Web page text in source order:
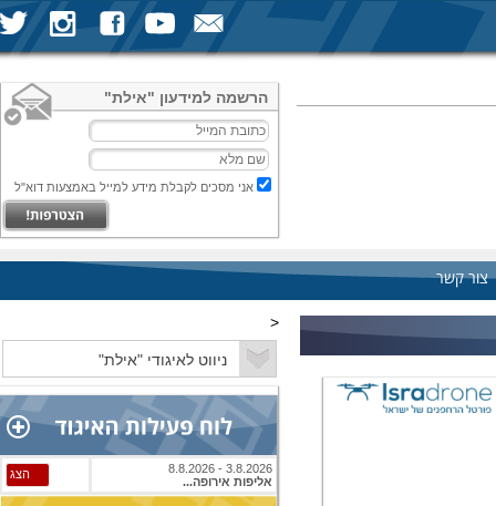
הרשמה למידעון "אילת"
אני מסכים לקבלת מידע למייל באמצעות דוא"ל
צור קשר
<
3.8.2026 - 8.8.2026
אליפות אירופה...
הצג